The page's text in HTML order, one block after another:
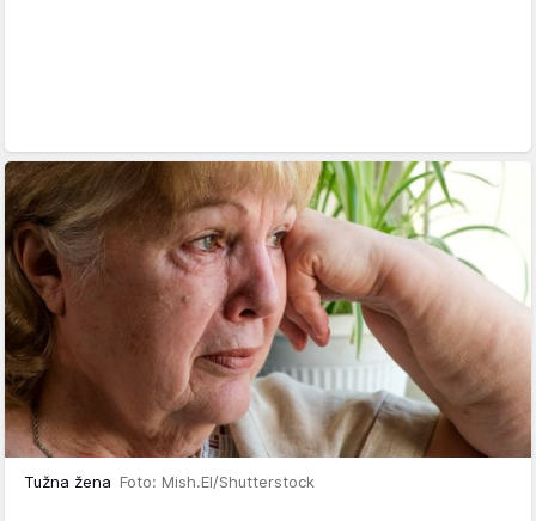
Tužna žena Foto: Mish.El/Shutterstock